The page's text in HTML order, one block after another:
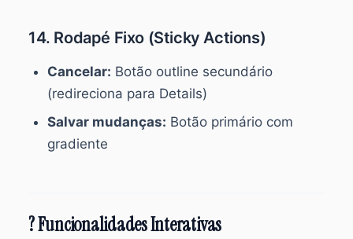
14. Rodapé Fixo (Sticky Actions)
Cancelar: Botão outline secundário
(redireciona para Details)
Salvar mudanças: Botão primário com
gradiente
? Funcionalidades Interativas